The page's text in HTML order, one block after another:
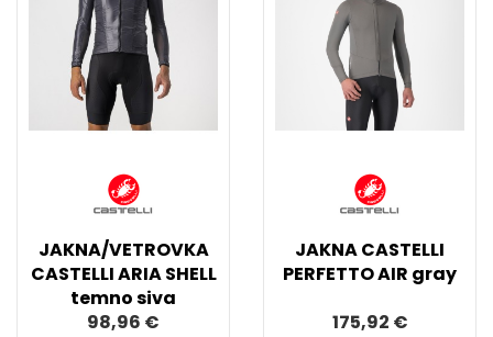
JAKNA/VETROVKA
CASTELLI ARIA SHELL
temno siva
98,96 €
JAKNA CASTELLI
PERFETTO AIR gray
175,92 €